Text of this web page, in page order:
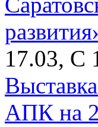
17.03, С
АПК на